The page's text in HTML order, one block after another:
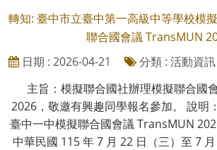
轉知: 臺中市立臺中第一高級中等學校模
聯合國會議 TransMUN
日期 : 2026-04-21
分類 : 活動資訊
主旨：模擬聯合國社辦理模擬聯合國
2026，敬邀有興趣同學報名參加。 說明
臺中一中模擬聯合國會議 TransMUN
中華民國 115 年 7 月 22 日（三）至 7 月